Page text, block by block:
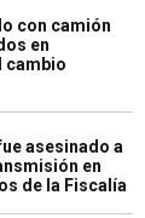
con camión
en
cambio
asesinado a
en
de la Fiscalía